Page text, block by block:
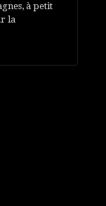
à petit
la